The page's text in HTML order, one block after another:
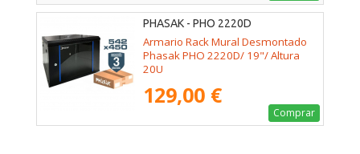
PHASAK - PHO 2220D
Armario Rack Mural Desmontado
Phasak PHO 2220D/ 19"/ Altura
20U
129,00 €
Comprar